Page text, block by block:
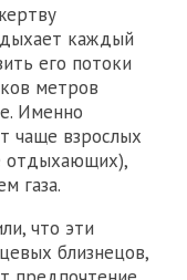
каждый
его потоки
метров
Именно
чаще взрослых
отдыхающих),
газа.
что эти
близнецов,